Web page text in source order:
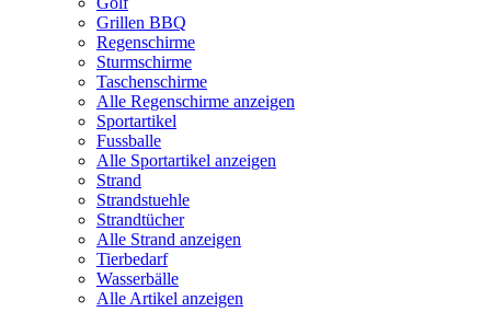
Grillen BBQ
Regenschirme
Sturmschirme
Taschenschirme
Alle Regenschirme anzeigen
Sportartikel
Fussballe
Alle Sportartikel anzeigen
Strand
Strandstuehle
Strandtücher
Alle Strand anzeigen
Tierbedarf
Wasserbälle
Alle Artikel anzeigen